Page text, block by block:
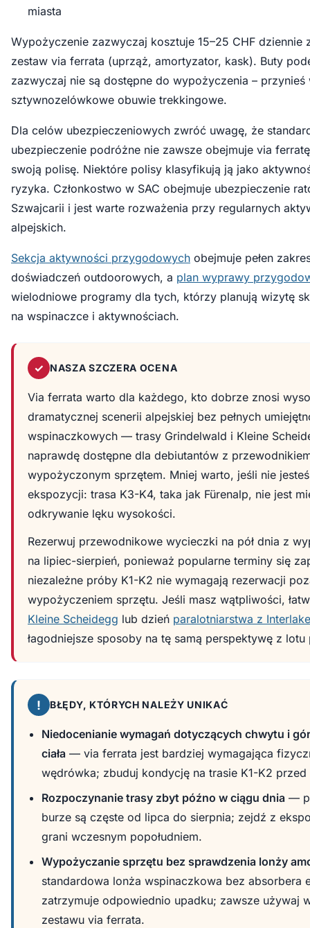
miasta
Wypożyczenie zazwyczaj kosztuje 15–25 CHF dziennie
zestaw via ferrata (uprząż, amortyzator, kask). Buty
zazwyczaj nie są dostępne do wypożyczenia – przynieś
sztywnozelówkowe obuwie trekkingowe.
Dla celów ubezpieczeniowych zwróć uwagę, że
ubezpieczenie podróżne nie zawsze obejmuje via
swoją polisę. Niektóre polisy klasyfikują ją jako
ryzyka. Członkostwo w SAC obejmuje ubezpieczenie
Szwajcarii i jest warte rozważenia przy regularnych
alpejskich.
Sekcja aktywności przygodowych obejmuje pełen
doświadczeń outdoorowych, a plan wyprawy
wielodniowe programy dla tych, którzy planują wizytę
na wspinaczce i aktywnościach.
✓ NASZA SZCZERA OCENA
Via ferrata warto dla każdego, kto dobrze znosi
dramatycznej scenerii alpejskiej bez pełnych
wspinaczkowych — trasy Grindelwald i Kleine
naprawdę dostępne dla debiutantów z
wypożyczonym sprzętem. Mniej warto, jeśli nie
ekspozycji: trasa K3-K4, taka jak Fürenalp, nie jest
odkrywanie lęku wysokości.
Rezerwuj przewodnikowe wycieczki na pół dnia z
na lipiec-sierpień, ponieważ popularne terminy się
niezależne próby K1-K2 nie wymagają rezerwacji
wypożyczeniem sprzętu. Jeśli masz wątpliwości,
Kleine Scheidegg lub dzień paralotniarstwa z
łagodniejsze sposoby na tę samą perspektywę z lotu
! BŁĘDY, KTÓRYCH NALEŻY UNIKAĆ
Niedocenianie wymagań dotyczących chwytu i
ciała — via ferrata jest bardziej wymagająca
wędrówka; zbuduj kondycję na trasie K1-K2
Rozpoczynanie trasy zbyt późno w ciągu dnia —
burze są częste od lipca do sierpnia; zejdź z
grani wczesnym popołudniem.
Wypożyczanie sprzętu bez sprawdzenia lonży
standardowa lonża wspinaczkowa bez absorbera
zatrzymuje odpowiednio upadku; zawsze używaj
zestawu via ferrata.